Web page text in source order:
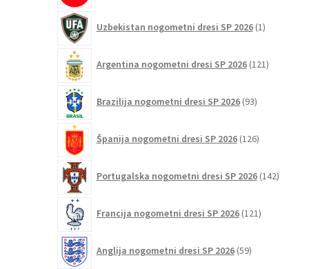
Uzbekistan nogometni dresi SP 2026 1izdelek
Argentina nogometni dresi SP 2026 121izdelkov
Brazilija nogometni dresi SP 2026 93izdelkov
Španija nogometni dresi SP 2026 126izdelkov
Portugalska nogometni dresi SP 2026 142
Francija nogometni dresi SP 2026 121izdelkov
Anglija nogometni dresi SP 2026 59izdelkov